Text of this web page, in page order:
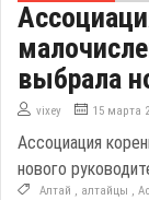
выбрала
vixey 15 марта
Ассоциация
нового
Алтай , алтайцы ,